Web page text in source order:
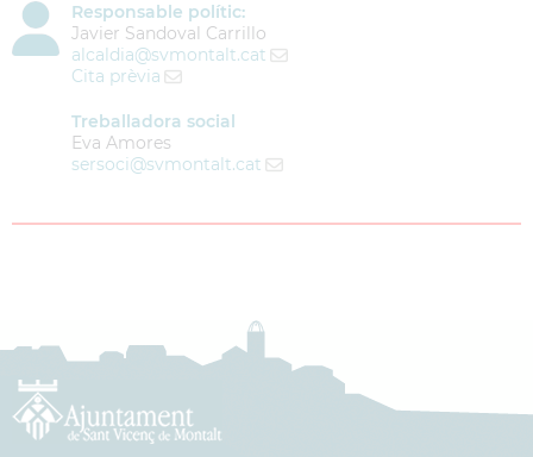
Responsable polític:
Javier Sandoval Carrillo
alcaldia@svmontalt.cat
Cita prèvia
Treballadora social
Eva Amores
sersoci@svmontalt.cat